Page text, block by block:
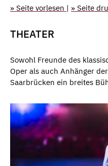
» Seite vorlesen | » Seite
THEATER
Sowohl Freunde des
Oper als auch Anhänger
Saarbrücken ein breites